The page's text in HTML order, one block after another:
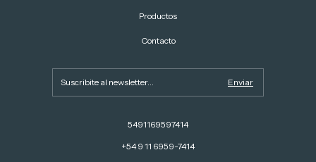
Productos
Contacto
5491169597414
+54 9 11 6959-7414